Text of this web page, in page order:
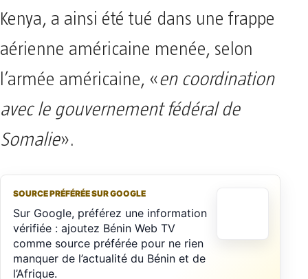
Kenya, a ainsi été tué dans une frappe
aérienne américaine menée, selon
l’armée américaine, «en coordination
avec le gouvernement fédéral de
Somalie».
SOURCE PRÉFÉRÉE SUR GOOGLE
Sur Google, préférez une information
vérifiée : ajoutez Bénin Web TV
comme source préférée pour ne rien
manquer de l’actualité du Bénin et de
l’Afrique.